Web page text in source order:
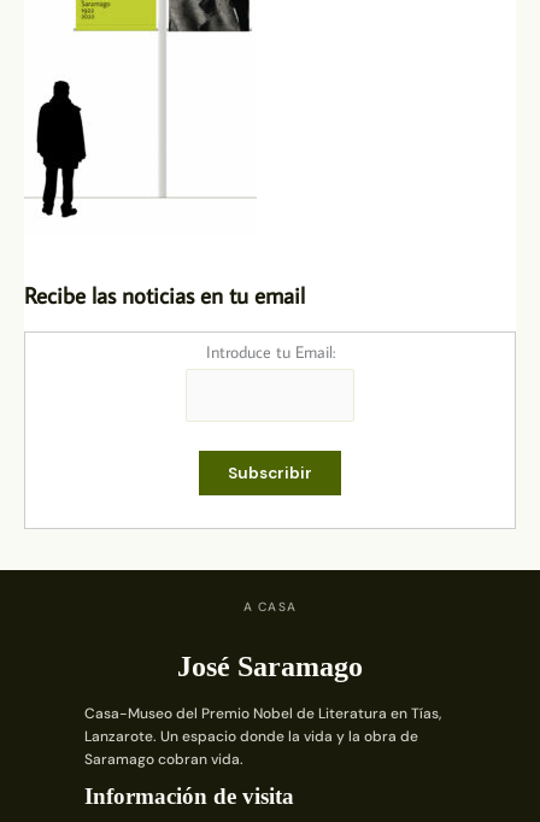
Recibe las noticias en tu email
Introduce tu Email:
A CASA
José Saramago
Casa-Museo del Premio Nobel de Literatura en Tías,
Lanzarote. Un espacio donde la vida y la obra de
Saramago cobran vida.
Información de visita